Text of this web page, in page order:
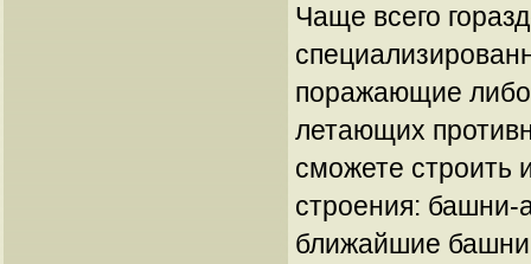
Чаще всего
поражающие
летающих
сможете строить
строения: башни-
ближайшие